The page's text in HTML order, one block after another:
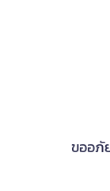
ขออภั